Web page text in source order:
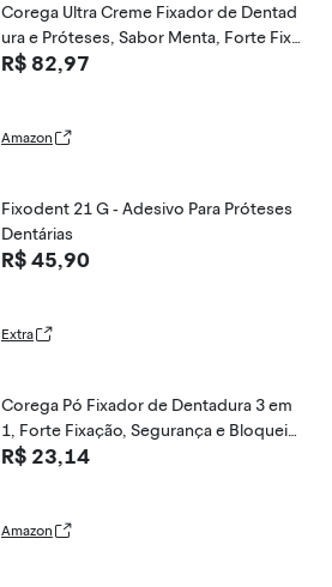
Corega Ultra Creme Fixador de Dentad
ura e Próteses, Sabor Menta, Forte Fixa
ção por até 12h, 70g
R$ 82,97
Amazon
Fixodent 21 G - Adesivo Para Próteses
Dentárias
R$ 45,90
Extra
Corega Pó Fixador de Dentadura 3 em
1, Forte Fixação, Segurança e Bloqueio
de Partículas, Sabor Menta, 22g
R$ 23,14
Amazon